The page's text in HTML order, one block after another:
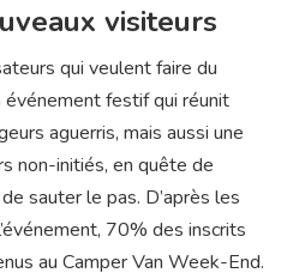
visiteurs
qui veulent faire du
événement festif qui réunit
aguerris, mais aussi une
non-initiés, en quête de
sauter le pas. D’après les
70% des inscrits
au Camper Van Week-End.